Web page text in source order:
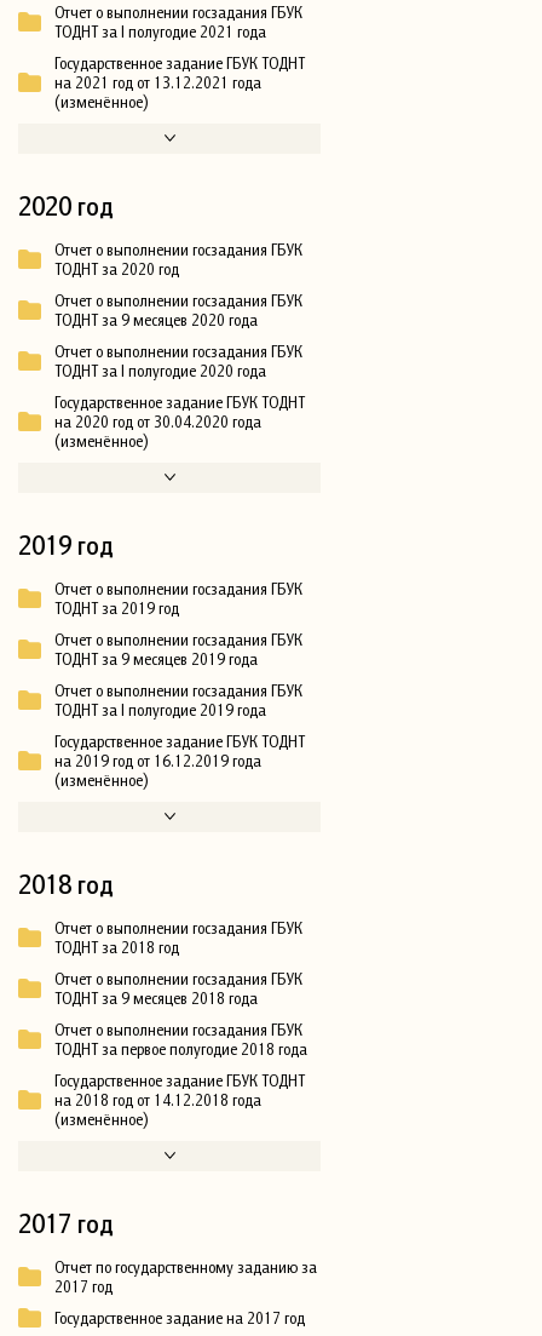
Отчет о выполнении госзадания ГБУК
ТОДНТ за I полугодие 2021 года
Государственное задание ГБУК ТОДНТ
на 2021 год от 13.12.2021 года
(изменённое)
2020 год
Отчет о выполнении госзадания ГБУК
ТОДНТ за 2020 год
Отчет о выполнении госзадания ГБУК
ТОДНТ за 9 месяцев 2020 года
Отчет о выполнении госзадания ГБУК
ТОДНТ за I полугодие 2020 года
Государственное задание ГБУК ТОДНТ
на 2020 год от 30.04.2020 года
(изменённое)
2019 год
Отчет о выполнении госзадания ГБУК
ТОДНТ за 2019 год
Отчет о выполнении госзадания ГБУК
ТОДНТ за 9 месяцев 2019 года
Отчет о выполнении госзадания ГБУК
ТОДНТ за I полугодие 2019 года
Государственное задание ГБУК ТОДНТ
на 2019 год от 16.12.2019 года
(изменённое)
2018 год
Отчет о выполнении госзадания ГБУК
ТОДНТ за 2018 год
Отчет о выполнении госзадания ГБУК
ТОДНТ за 9 месяцев 2018 года
Отчет о выполнении госзадания ГБУК
ТОДНТ за первое полугодие 2018 года
Государственное задание ГБУК ТОДНТ
на 2018 год от 14.12.2018 года
(изменённое)
2017 год
Отчет по государственному заданию за
2017 год
Государственное задание на 2017 год